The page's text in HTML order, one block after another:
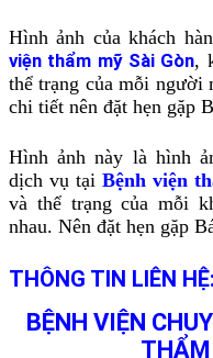
Hình ảnh của khách
viện thẩm mỹ Sài Gòn,
thể trạng của mỗi người
chi tiết nên đặt hẹn gặp
Hình ảnh này là hình
dịch vụ tại Bệnh viện
và thể trạng của mỗi
nhau. Nên đặt hẹn gặp
THÔNG TIN LIÊN HỆ:
BỆNH VIỆN